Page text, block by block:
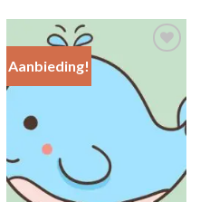
Aanbieding!
Add to
Wishlist